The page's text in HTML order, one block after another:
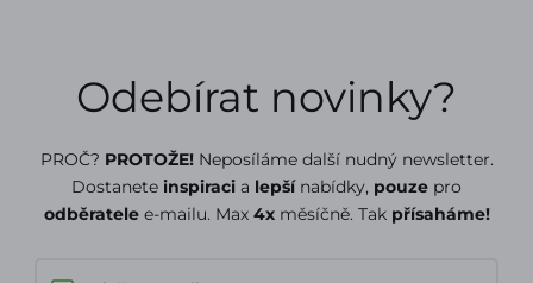
Odebírat novinky?
PROČ? PROTOŽE! Neposíláme další nudný newsletter.
Dostanete inspiraci a lepšínabídky, pouze pro
odběratelee-mailu. Max 4xměsíčně. Tak přísaháme!